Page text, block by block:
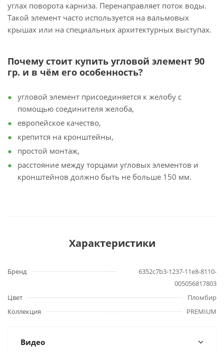
углах поворота карниза. Перенаправляет поток воды.
Такой элемент часто используется на вальмовых
крышах или на специальных архитектурных выступах.
Почему стоит купить угловой элемент 90
гр. и в чём его особенность?
угловой элемент присоединяется к желобу с
помощью соединителя желоба,
европейское качество,
крепится на кронштейны,
простой монтаж,
расстояние между торцами угловых элементов и
кронштейнов должно быть не больше 150 мм.
Характеристики
Бренд
6352c7b3-1237-11e8-8110-
005056817803
Цвет
Пломбир
Коллекция
PREMIUM
Видео